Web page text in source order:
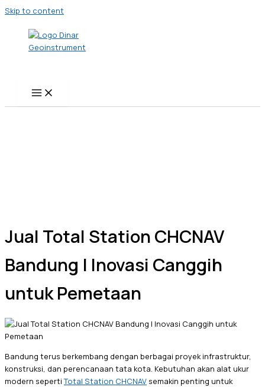
Skip to content
Jual Total Station CHCNAV
Bandung | Inovasi Canggih
untuk Pemetaan
Bandung terus berkembang dengan berbagai proyek infrastruktur,
konstruksi, dan perencanaan tata kota. Kebutuhan akan alat ukur
modern sepertiTotal Station CHCNAV semakin penting untuk